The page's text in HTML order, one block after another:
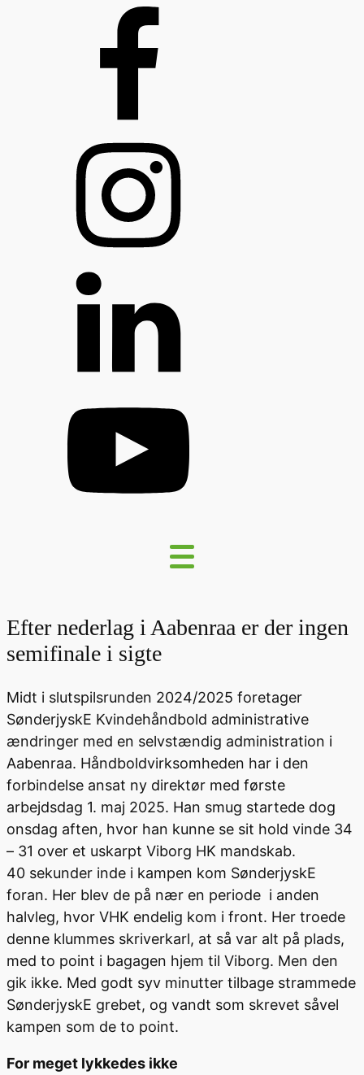
Efter nederlag i Aabenraa er der ingen
semifinale i sigte
Midt i slutspilsrunden 2024/2025 foretager
SønderjyskE Kvindehåndbold administrative
ændringer med en selvstændig administration i
Aabenraa. Håndboldvirksomheden har i den
forbindelse ansat ny direktør med første
arbejdsdag 1. maj 2025. Han smug startede dog
onsdag aften, hvor han kunne se sit hold vinde 34
– 31 over et uskarpt Viborg HK mandskab.
40 sekunder inde i kampen kom SønderjyskE
foran. Her blev de på nær en periode i anden
halvleg, hvor VHK endelig kom i front. Her troede
denne klummes skriverkarl, at så var alt på plads,
med to point i bagagen hjem til Viborg. Men den
gik ikke. Med godt syv minutter tilbage strammede
SønderjyskE grebet, og vandt som skrevet såvel
kampen som de to point.
For meget lykkedes ikke